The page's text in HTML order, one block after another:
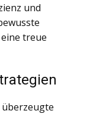
und
treue